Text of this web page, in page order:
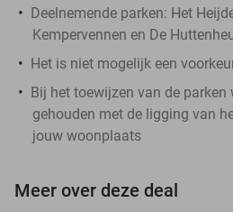
Deelnemende parken: Het
Kempervennen en De
Het is niet mogelijk een
Bij het toewijzen van de parken
gehouden met de ligging van
jouw woonplaats
Meer over deze deal